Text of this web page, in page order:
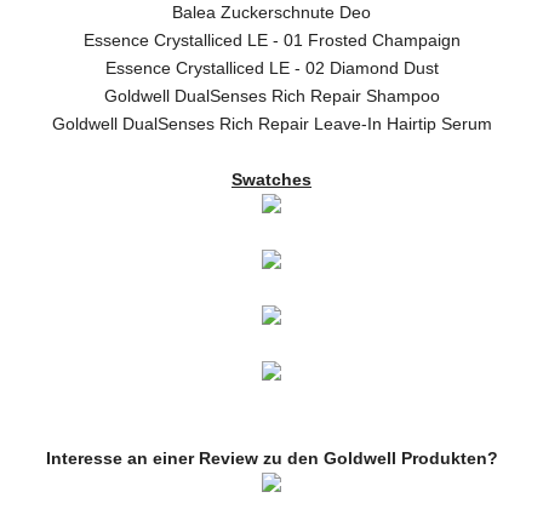
Balea Zuckerschnute Deo
Essence Crystalliced LE - 01 Frosted Champaign
Essence Crystalliced LE - 02 Diamond Dust
Goldwell DualSenses Rich Repair Shampoo
Goldwell DualSenses Rich Repair Leave-In Hairtip Serum
Swatches
Interesse an einer Review zu den Goldwell Produkten?